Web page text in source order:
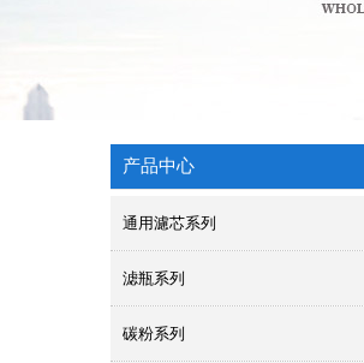
产品中心
通用濾芯系列
滤瓶系列
碳粉系列